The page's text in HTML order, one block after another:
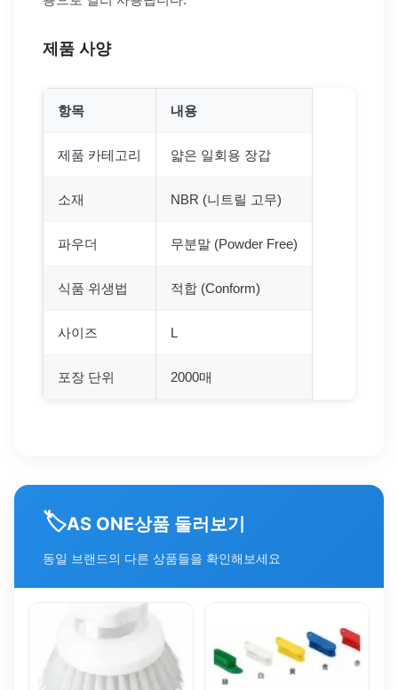
제품 사양
항목 내용
제품 카테고리 얇은 일회용 장갑
소재 NBR (니트릴 고무)
파우더 무분말 (Powder Free)
식품 위생법 적합 (Conform)
사이즈 L
포장 단위 2000매
🏷️AS ONE상품 둘러보기
동일 브랜드의 다른 상품들을 확인해보세요